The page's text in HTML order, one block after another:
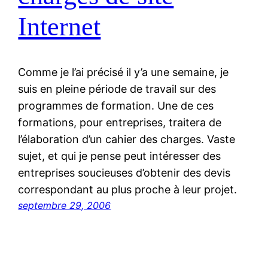
Internet
Comme je l’ai précisé il y’a une semaine, je
suis en pleine période de travail sur des
programmes de formation. Une de ces
formations, pour entreprises, traitera de
l’élaboration d’un cahier des charges. Vaste
sujet, et qui je pense peut intéresser des
entreprises soucieuses d’obtenir des devis
correspondant au plus proche à leur projet.
septembre 29, 2006